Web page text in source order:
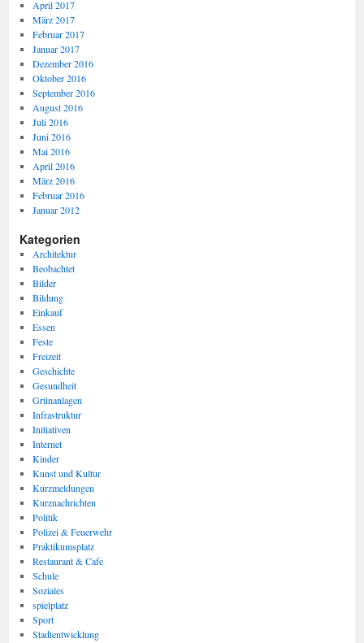
April 2017
März 2017
Februar 2017
Januar 2017
Dezember 2016
Oktober 2016
September 2016
August 2016
Juli 2016
Juni 2016
Mai 2016
April 2016
März 2016
Februar 2016
Januar 2012
Kategorien
Architektur
Beobachtet
Bilder
Bildung
Einkauf
Essen
Feste
Freizeit
Geschichte
Gesundheit
Grünanlagen
Infrastruktur
Initiativen
Internet
Kinder
Kunst und Kultur
Kurzmeldungen
Kurznachrichten
Politik
Polizei & Feuerwehr
Praktikumsplatz
Restaurant & Cafe
Schule
Soziales
spielplatz
Sport
Stadtentwicklung